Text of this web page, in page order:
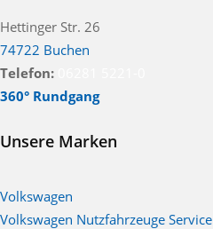
Hettinger Str. 26
74722 Buchen
Telefon:
360° Rundgang
Unsere Marken
Volkswagen
Volkswagen Nutzfahrzeuge Service